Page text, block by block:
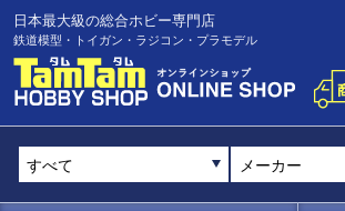
日本最大級の総合ホビー専門店
鉄道模型・トイガン・ラジコン・プラモデル
メーカー